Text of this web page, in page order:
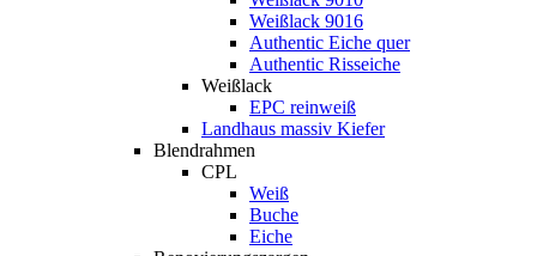
Weißlack 9016
Authentic Eiche quer
Authentic Risseiche
Weißlack
EPC reinweiß
Landhaus massiv Kiefer
Blendrahmen
CPL
Weiß
Buche
Eiche